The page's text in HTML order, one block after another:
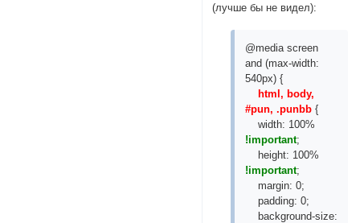
(лучше бы не видел):
@media screen
and (max-width:
540px) {
html, body,
#pun, .punbb {
width: 100%
!important;
height: 100%
!important;
margin: 0;
padding: 0;
background-size: